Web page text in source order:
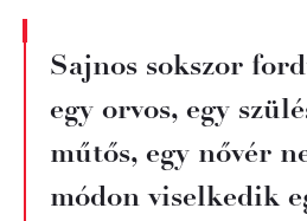
Sajnos sokszor
egy orvos, egy
műtős, egy nővér
módon viselkedik